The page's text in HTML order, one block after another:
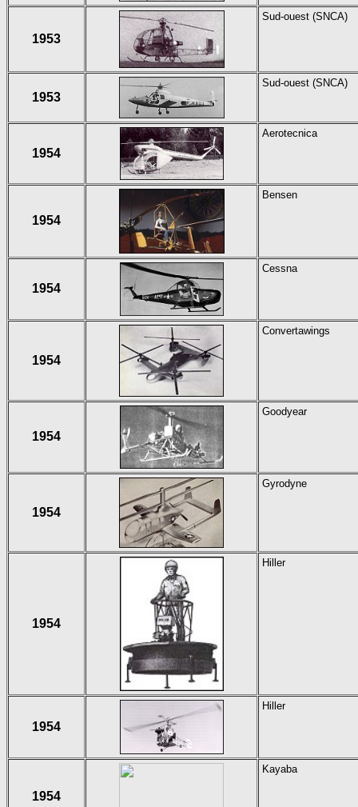
1953
Sud-ouest (SNCA)
1953
Sud-ouest (SNCA)
1954
Aerotecnica
1954
Bensen
1954
Cessna
1954
Convertawings
1954
Goodyear
1954
Gyrodyne
1954
Hiller
1954
Hiller
1954
Kayaba